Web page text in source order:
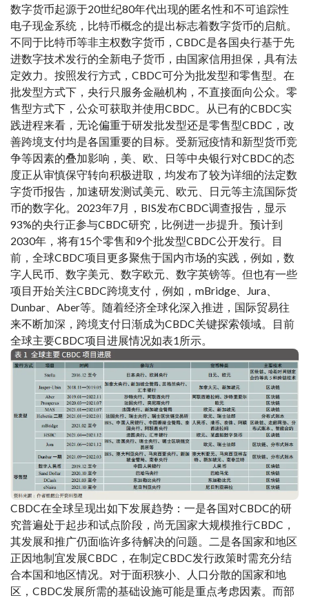
数字货币起源于20世纪80年代出现的匿名性和不可追踪性
电子现金系统，比特币概念的提出标志着数字货币的启航。
不同于比特币等非主权数字货币，CBDC是各国央行基于先
进数字技术发行的全新电子货币，由国家信用担保，具有法
定效力。按照发行方式，CBDC可分为批发型和零售型。在
批发型方式下，央行只服务金融机构，不直接面向公众。零
售型方式下，公众可获取并使用CBDC。从已有的CBDC实
践进程来看，无论偏重于研发批发型还是零售型CBDC，改
善跨境支付均是各国重要的目标。受新冠疫情和新型货币竞
争等因素的叠加影响，美、欧、日等中央银行对CBDC的态
度正从审慎保守转向积极进取，均发布了较为详细的法定数
字货币报告，加速研发测试美元、欧元、日元等主流国际货
币的数字化。2023年7月，BIS发布CBDC调查报告，显示
93%的央行正参与CBDC研究，比例进一步提升。预计到
2030年，将有15个零售和9个批发型CBDC公开发行。目
前，全球CBDC项目更多聚焦于国内市场的实践，例如，数
字人民币、数字美元、数字欧元、数字英镑等。但也有一些
项目开始关注CBDC跨境支付，例如，mBridge、Jura、
Dunbar、Aber等。随着经济全球化深入推进，国际贸易往
来不断加深，跨境支付日渐成为CBDC关键探索领域。目前
全球主要CBDC项目进展情况如表1所示。
CBDC在全球呈现出如下发展趋势：一是各国对CBDC的研
究普遍处于起步和试点阶段，尚无国家大规模推行CBDC，
其发展和推广仍面临许多待解决的问题。二是各国家和地区
正因地制宜发展CBDC，在制定CBDC发行政策时需充分结
合本国和地区情况。对于面积狭小、人口分散的国家和地
区，CBDC发展所需的基础设施可能是重点考虑因素。而部